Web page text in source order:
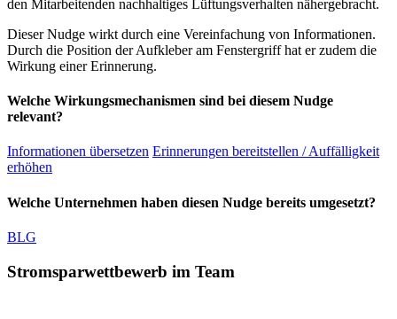
den Mitarbeitenden nachhaltiges Lüftungsverhalten nähergebracht.
Dieser Nudge wirkt durch eine Vereinfachung von Informationen.
Durch die Position der Aufkleber am Fenstergriff hat er zudem die
Wirkung einer Erinnerung.
Welche Wirkungsmechanismen sind bei diesem Nudge
relevant?
Informationen übersetzen Erinnerungen bereitstellen / Auffälligkeit
erhöhen
Welche Unternehmen haben diesen Nudge bereits umgesetzt?
BLG
Stromsparwettbewerb im Team